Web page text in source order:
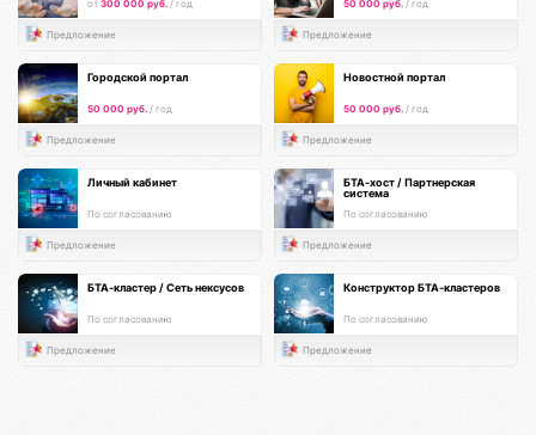
от 300 000 руб. / год
Предложение
50 000 руб. / год
Предложение
Городской портал
50 000 руб. / год
Предложение
Новостной портал
50 000 руб. / год
Предложение
Личный кабинет
По согласованию
Предложение
БТА-хост / Партнерская
система
По согласованию
Предложение
БТА-кластер / Сеть нексусов
По согласованию
Предложение
Конструктор БТА-кластеров
По согласованию
Предложение